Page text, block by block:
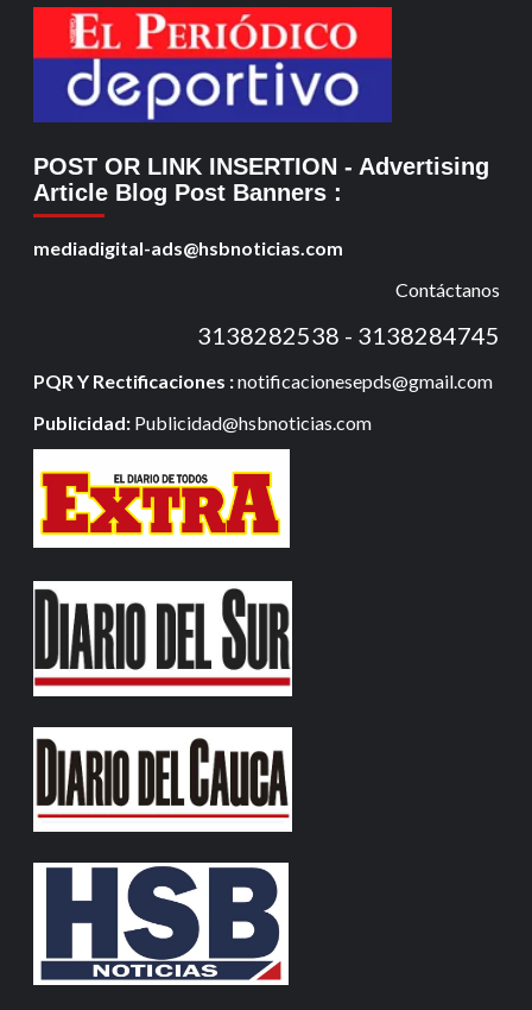
POST OR LINK INSERTION - Advertising
Article Blog Post Banners :
mediadigital-ads@hsbnoticias.com
Contáctanos
3138282538 - 3138284745
PQR Y Rectificaciones :notificacionesepds@gmail.com
Publicidad: Publicidad@hsbnoticias.com